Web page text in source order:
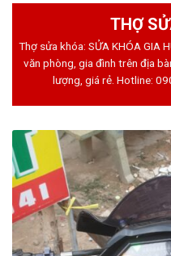
THỢ
Thợ sửa khóa: SỬA KHÓA GIA
văn phòng, gia đình trên địa
lượng, giá rẻ. Hotline: